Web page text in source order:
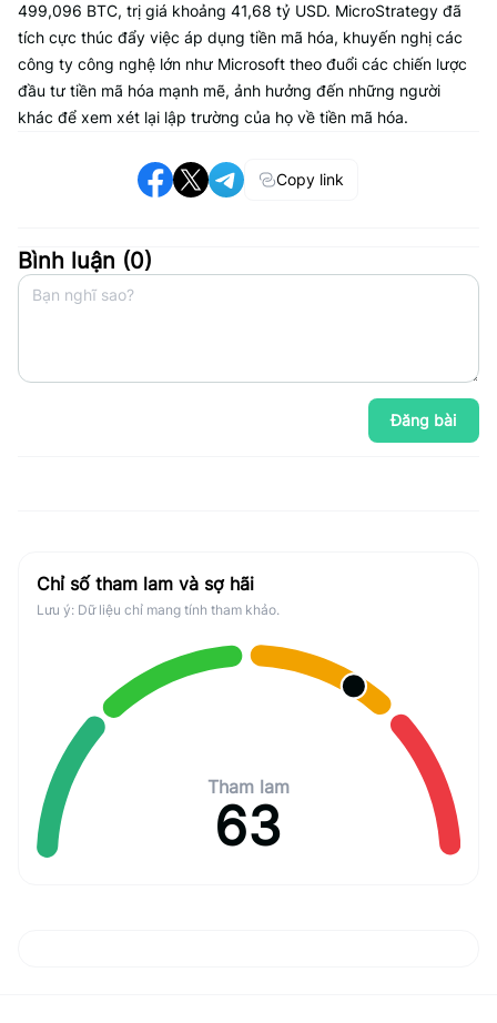
499,096 BTC, trị giá khoảng 41,68 tỷ USD. MicroStrategy đã
tích cực thúc đẩy việc áp dụng tiền mã hóa, khuyến nghị các
công ty công nghệ lớn như Microsoft theo đuổi các chiến lược
đầu tư tiền mã hóa mạnh mẽ, ảnh hưởng đến những người
khác để xem xét lại lập trường của họ về tiền mã hóa.
Copy link
Bình luận (0)
Đăng bài
Chỉ số tham lam và sợ hãi
Lưu ý: Dữ liệu chỉ mang tính tham khảo.
Tham lam
63